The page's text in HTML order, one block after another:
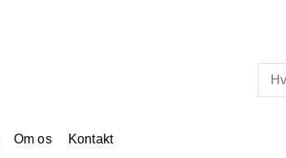
Om os Kontakt